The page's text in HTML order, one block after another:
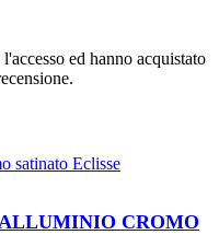
ed hanno acquistato